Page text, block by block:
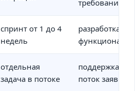
требованиями
спринт от 1 до 4
недель
разработка
отдельная
задача в потоке
поддержка,
поток заявок